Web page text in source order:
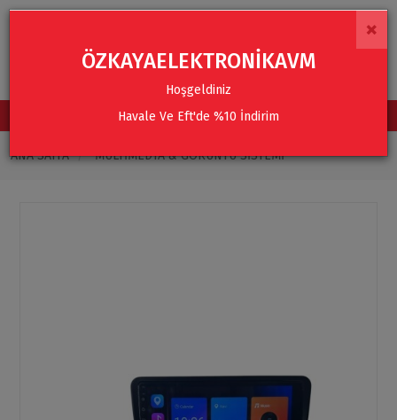
TÜM KATEGORİLER
ANA SAYFA MULTIMEDYA & GÖRÜNTÜ SISTEMI
×
ÖZKAYAELEKTRONİKAVM
Hoşgeldiniz
Havale Ve Eft'de %10 İndirim